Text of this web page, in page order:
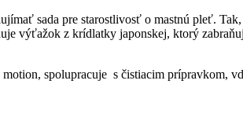
sada pre starostlivosť o mastnú pleť.
výťažok z krídlatky japonskej, ktorý
spolupracuje s čistiacim prípravkom,